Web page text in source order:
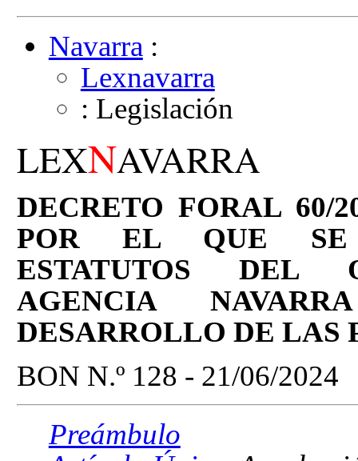
Navarra:
Lexnavarra
: Legislación
LEXNAVARRA
DECRETO FORAL 60/
POR EL QUE SE
ESTATUTOS DEL
AGENCIA
DESARROLLO DE LAS
BON N.º 128 - 21/06/2024
Preámbulo